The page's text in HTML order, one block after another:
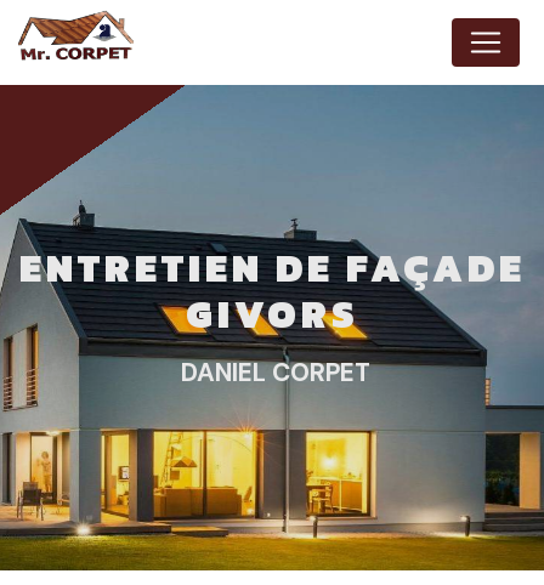
ENTRETIEN DE FAÇADE
GIVORS
DANIEL CORPET
Panneau de gestion des cookies